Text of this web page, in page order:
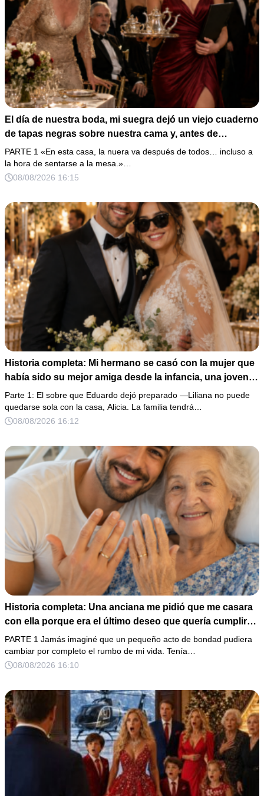
El día de nuestra boda, mi suegra dejó un viejo cuaderno
de tapas negras sobre nuestra cama y, antes de
marcharse, dijo: «En esta familia todos deben cumplir
una misma regla…».
PARTE 1 «En esta casa, la nuera va después de todos… incluso a
la hora de sentarse a la mesa.»…
08/08/2026 16:15
Historia completa: Mi hermano se casó con la mujer que
había sido su mejor amiga desde la infancia, una joven
ciega a la que protegió durante toda su vida. Tras su
fallecimiento, ella me entregó un sobre y me confesó la
verdadera razón por la que él la eligió a ella por encima
Parte 1: El sobre que Eduardo dejó preparado —Liliana no puede
quedarse sola con la casa, Alicia. La familia tendrá…
08/08/2026 16:12
Historia completa: Una anciana me pidió que me casara
con ella porque era el último deseo que quería cumplir
antes de morir. Después de su fallecimiento, su abogado
puso en mis manos una vieja bolsa de hospital que
había conservado durante años y me dijo: «Ella te eligió
PARTE 1 Jamás imaginé que un pequeño acto de bondad pudiera
cambiar por completo el rumbo de mi vida. Tenía…
08/08/2026 16:10